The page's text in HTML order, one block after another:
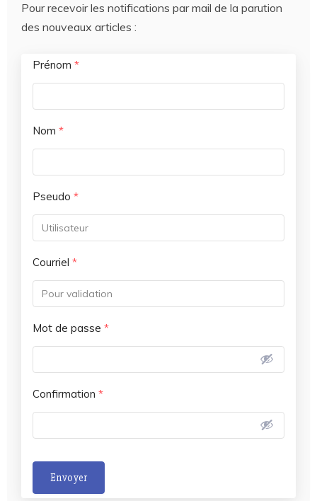
Pour recevoir les notifications par mail de la parution
des nouveaux articles :
Prénom *
Nom *
Pseudo *
Courriel *
Mot de passe *
Confirmation *
Envoyer